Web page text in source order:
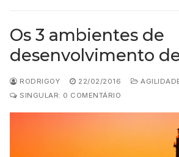
Os 3 ambientes de
desenvolvimento
RODRIGOY 22/02/2016
SINGULAR: 0 COMENTÁRIO